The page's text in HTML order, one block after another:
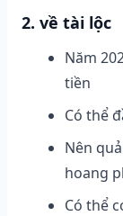
2. về tài lộc
Năm
tiền
Có thể
Nên
hoang
Có thể